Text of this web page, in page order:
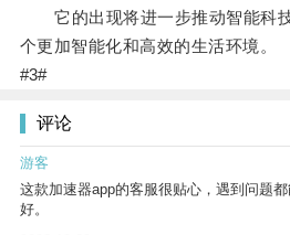
它的出现将进一步推动智能科
个更加智能化和高效的生活环境。
#3#
评论
游客
这款加速器app的客服很贴心，遇到问题
好。